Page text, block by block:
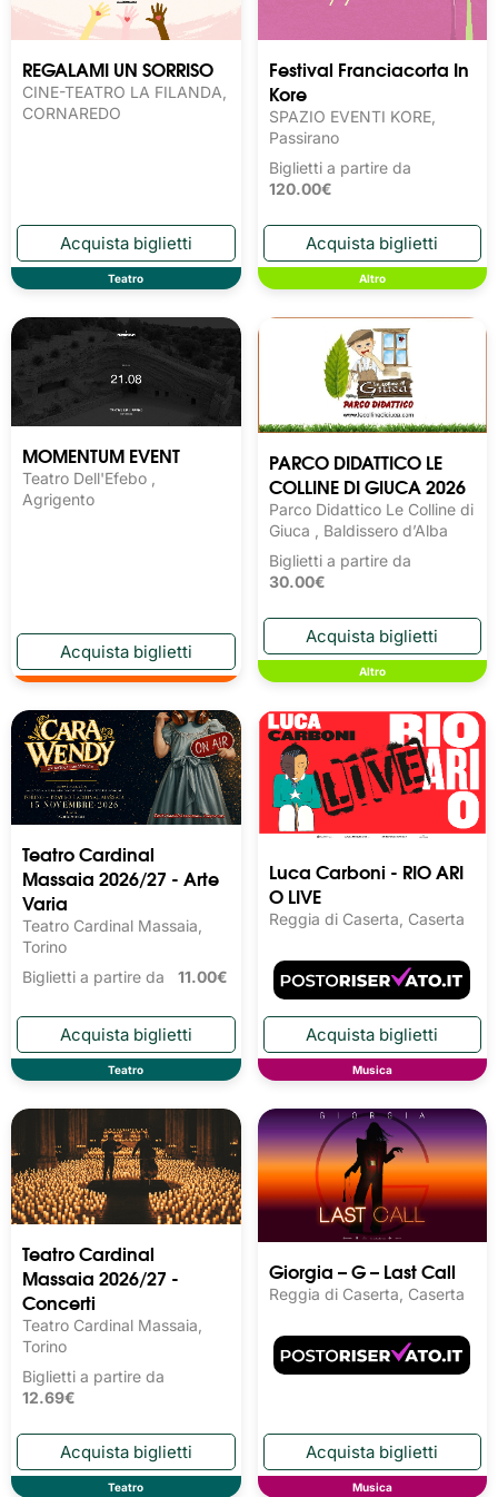
REGALAMI UN SORRISO
CINE-TEATRO LA FILANDA,
CORNAREDO
Teatro
Festival Franciacorta In
Kore
SPAZIO EVENTI KORE,
Passirano
Biglietti a partire da
120.00€
Altro
MOMENTUM EVENT
Teatro Dell'Efebo ,
Agrigento
PARCO DIDATTICO LE
COLLINE DI GIUCA 2026
Parco Didattico Le Colline di
Giuca , Baldissero d’Alba
Biglietti a partire da
30.00€
Altro
Teatro Cardinal
Massaia 2026/27 - Arte
Varia
Teatro Cardinal Massaia,
Torino
Biglietti a partire da 11.00€
Teatro
Luca Carboni - RIO ARI
O LIVE
Reggia di Caserta, Caserta
Musica
Teatro Cardinal
Massaia 2026/27 -
Concerti
Teatro Cardinal Massaia,
Torino
Biglietti a partire da
12.69€
Teatro
Giorgia – G – Last Call
Reggia di Caserta, Caserta
Musica